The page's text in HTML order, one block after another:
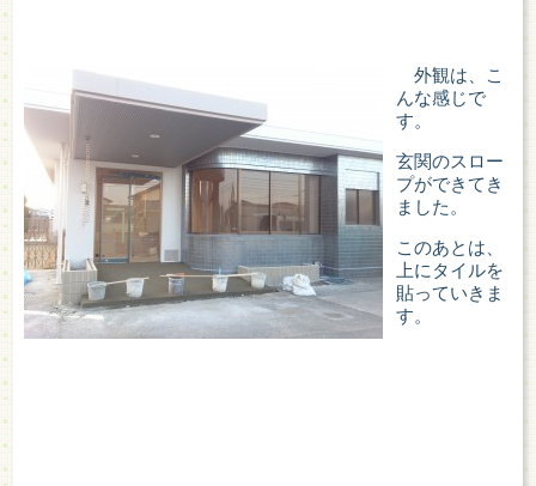
外観は、こ
んな感じで
す。
玄関のスロー
プができてき
ました。
このあとは、
上にタイルを
貼っていきま
す。